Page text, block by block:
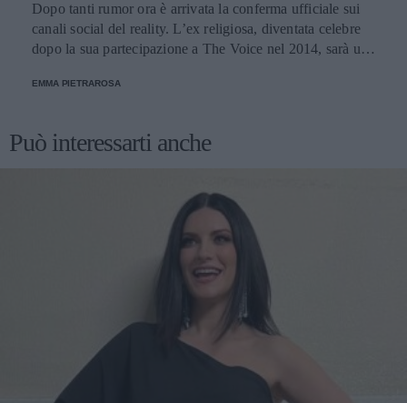
Dopo tanti rumor ora è arrivata la conferma ufficiale sui
canali social del reality. L’ex religiosa, diventata celebre
dopo la sua partecipazione a The Voice nel 2014, sarà una
EMMA PIETRAROSA
Può interessarti anche